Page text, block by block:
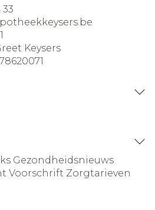
33
Keysers
Gezondheidsnieuws
Voorschrift Zorgtarieven